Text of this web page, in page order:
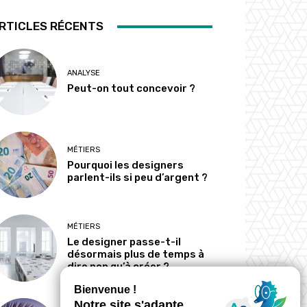
RÉCENTS
ANALYSE
Peut-on tout concevoir ?
MÉTIERS
Pourquoi les designers
parlent-ils si peu d’argent ?
MÉTIERS
Le designer passe-t-il
désormais plus de temps à
dire non qu’à créer ?